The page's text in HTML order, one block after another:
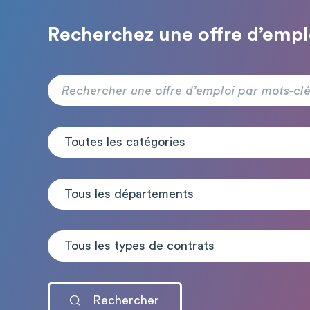
Recherchez une offre
Toutes les catégories
Tous les départements
Tous les types de contrats